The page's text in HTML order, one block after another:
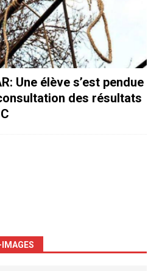
Une élève s’est pendue
des résultats
IMAGES